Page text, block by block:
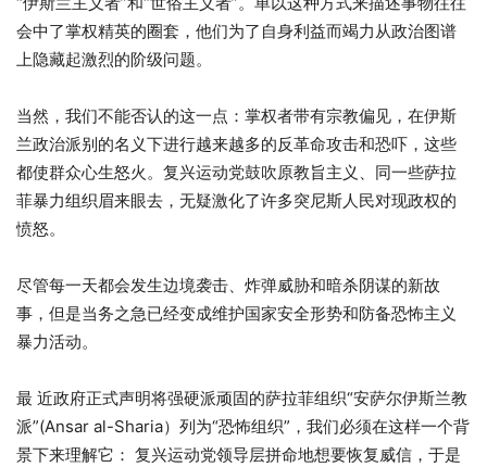
会中了掌权精英的圈套，他们为了自身利益而竭力从政治图谱
上隐藏起激烈的阶级问题。
当然，我们不能否认的这一点：掌权者带有宗教偏见，在伊斯
兰政治派别的名义下进行越来越多的反革命攻击和恐吓，这些
都使群众心生怒火。复兴运动党鼓吹原教旨主义、同一些萨拉
菲暴力组织眉来眼去，无疑激化了许多突尼斯人民对现政权的
愤怒。
尽管每一天都会发生边境袭击、炸弹威胁和暗杀阴谋的新故
事，但是当务之急已经变成维护国家安全形势和防备恐怖主义
暴力活动。
最 近政府正式声明将强硬派顽固的萨拉菲组织“安萨尔伊斯兰教
派”(Ansar al-Sharia）列为“恐怖组织”，我们必须在这样一个背
景下来理解它： 复兴运动党领导层拼命地想要恢复威信，于是